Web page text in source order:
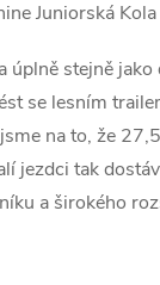
úplně stejně
se lesním
na to, že
jezdci tak
a širokého